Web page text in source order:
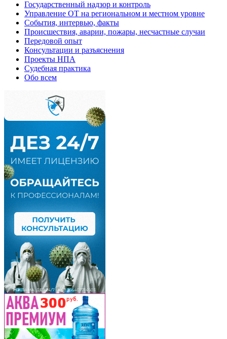
Государственный надзор и контроль
Управление ОТ на региональном и местном уровне
События, интервью, факты
Происшествия, аварии, пожары, несчастные случаи
Передовой опыт
Консультации и разъяснения
Проекты НПА
Судебная практика
Обо всем